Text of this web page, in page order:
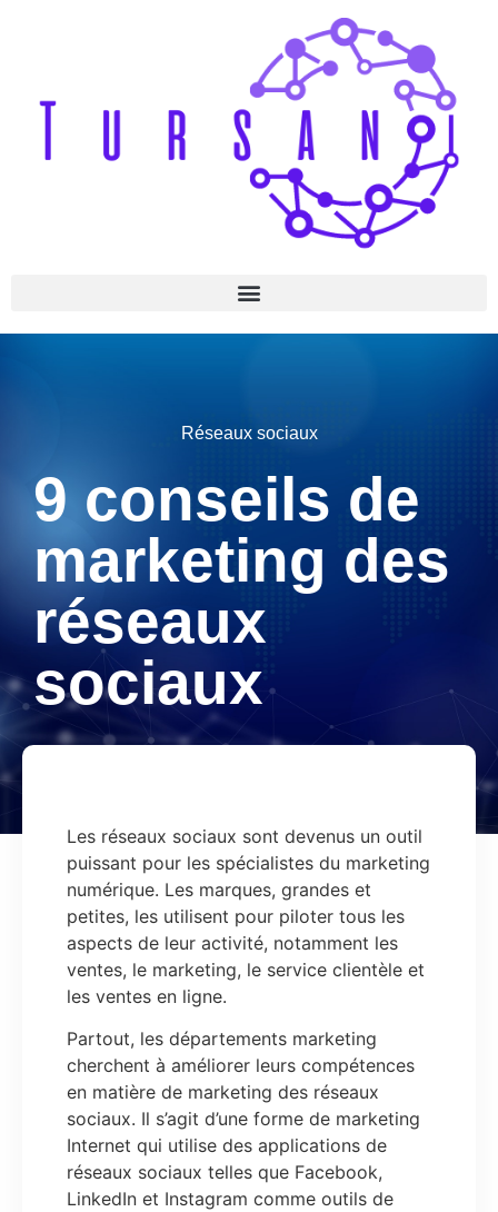
Réseaux sociaux
9 conseils de
marketing des
réseaux
sociaux
Les réseaux sociaux sont devenus un outil
puissant pour les spécialistes du marketing
numérique. Les marques, grandes et
petites, les utilisent pour piloter tous les
aspects de leur activité, notamment les
ventes, le marketing, le service clientèle et
les ventes en ligne.
Partout, les départements marketing
cherchent à améliorer leurs compétences
en matière de marketing des réseaux
sociaux. Il s’agit d’une forme de marketing
Internet qui utilise des applications de
réseaux sociaux telles que Facebook,
LinkedIn et Instagram comme outils de